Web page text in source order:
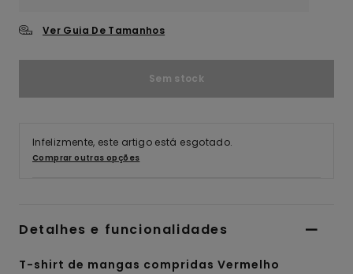
Ver Guia De Tamanhos
Sem stock
Infelizmente, este artigo está esgotado.
Comprar outras opções
Detalhes e funcionalidades
T-shirt de mangas compridas Vermelho